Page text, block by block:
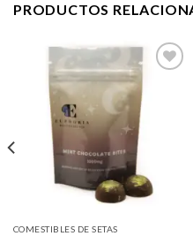
PRODUCTOS
COMESTIBLES DE SETAS